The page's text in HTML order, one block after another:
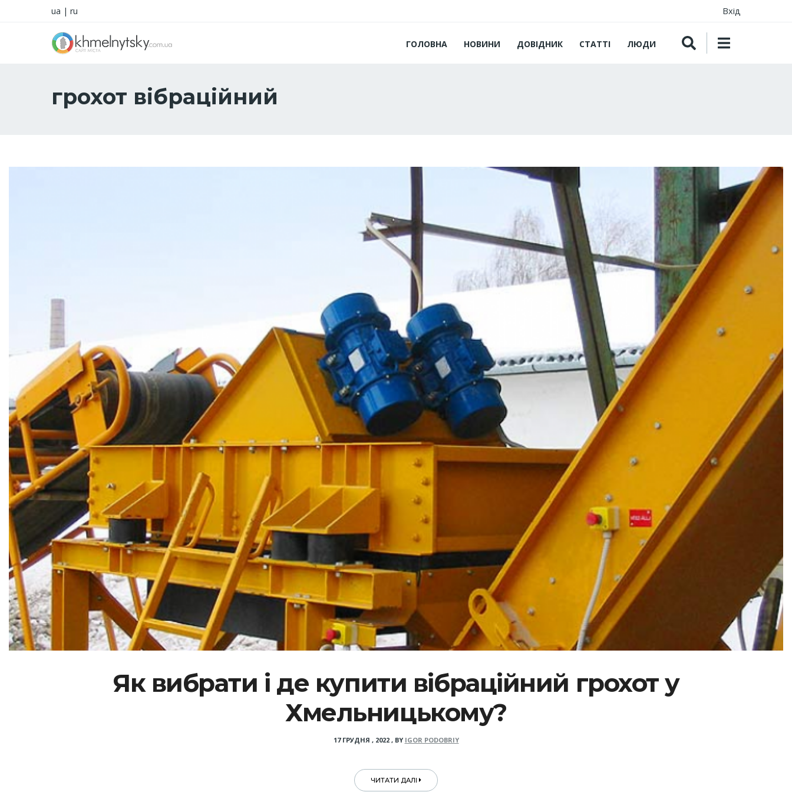
ua | ru Вхід
ГОЛОВНА НОВИНИ ДОВІДНИК СТАТТІ ЛЮДИ
грохот вібраційний
Як вибрати і де купити вібраційний грохот у
Хмельницькому?
17 ГРУДНЯ , 2022, BY IGOR PODOBRIY
ЧИТАТИ ДАЛІ